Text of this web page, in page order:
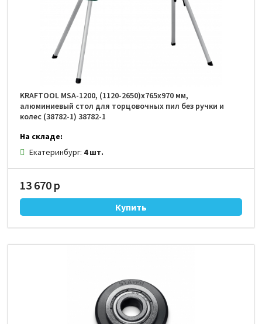
KRAFTOOL MSA-1200, (1120-2650)х765х970 мм,
алюминиевый стол для торцовочных пил без ручки и
колес (38782-1) 38782-1
На складе:
Екатеринбург: 4 шт.
13 670 р